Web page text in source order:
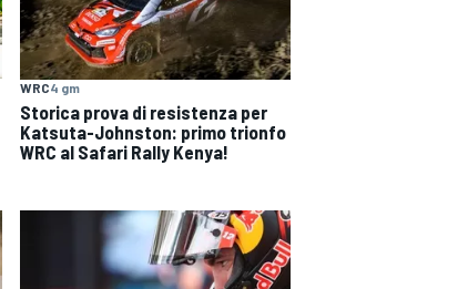
WRC4 gm
Storica prova di resistenza per
Katsuta-Johnston: primo trionfo
WRC al Safari Rally Kenya!